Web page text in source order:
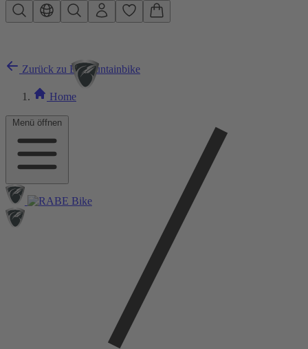
Zum Hauptinhalt springen
Menü öffnen
Zurück zu E-Mountainbike
Home